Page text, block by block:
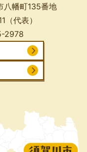
幡町135番地
（代表）
2978